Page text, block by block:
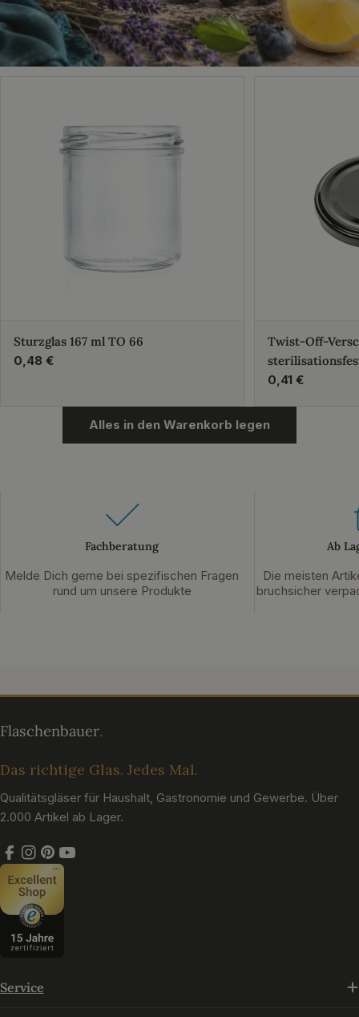
Sturzglas 167 ml TO 66
Regulärer
0,48 €
Twist-Off-
Regulärer
0,41 €
Alles in den Warenkorb legen
Fachberatung
Melde Dich gerne bei spezifischen Fragen
rund um unsere Produkte
Ab
Die meisten
bruchsicher
Das richtige Glas. Jedes Mal.
Qualitätsgläser für Haushalt, Gastronomie und Gewerbe. Über
2.000 Artikel ab Lager.
Facebook
Instagram
Pinterest
YouTube
Service